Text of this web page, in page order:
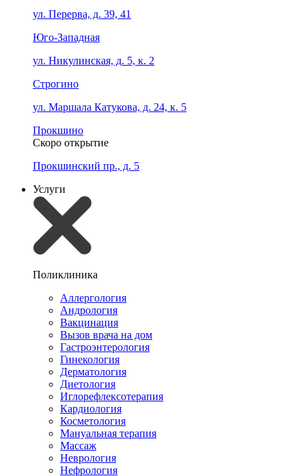
ул. Перерва, д. 39, 41
Юго-Западная
ул. Никулинская, д. 5, к. 2
Строгино
ул. Маршала Катукова, д. 24, к. 5
Прокшино
Скоро открытие
Прокшинский пр., д. 5
Услуги
Поликлиника
Аллергология
Андрология
Вакцинация
Вызов врача на дом
Гастроэнтерология
Гинекология
Дерматология
Диетология
Иглорефлексотерапия
Кардиология
Косметология
Мануальная терапия
Массаж
Неврология
Нефрология